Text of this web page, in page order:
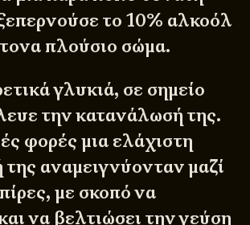
το 10% αλκοόλ
πλούσιο σώμα.
γλυκιά, σε σημείο
την κατανάλωσή της.
φορές μια ελάχιστη
αναμειγνύονταν μαζί
με σκοπό να
να βελτιώσει την γεύση